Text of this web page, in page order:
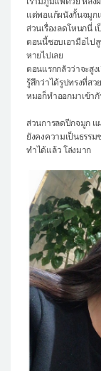
แต่พอแก้ผนังกั้นจมูกแ
ส่วนเรื่องลดโหนกนี่
ตอนนี้ชอบเอามือไป
หายไปเลย
ตอนแรกกลัวว่าจะสู
รู้สึกว่าได้รูปทรงที่ส
หมอก็ทำออกมาเข้า
ส่วนการลดปีกจมูก แ
ยังคงความเป็นธรร
ทำได้แล้ว โล่งมาก